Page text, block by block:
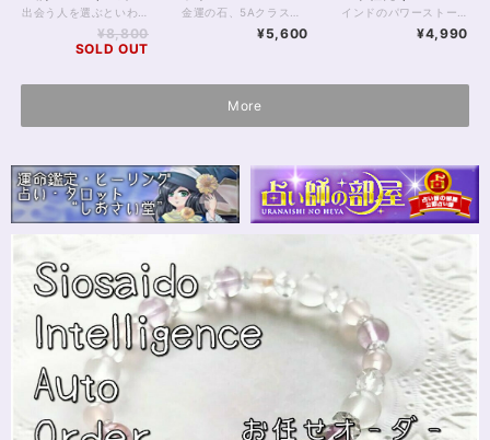
50cmサージカルス
¥8,800
SOLD OUT
¥5,600 ¥4,990
More